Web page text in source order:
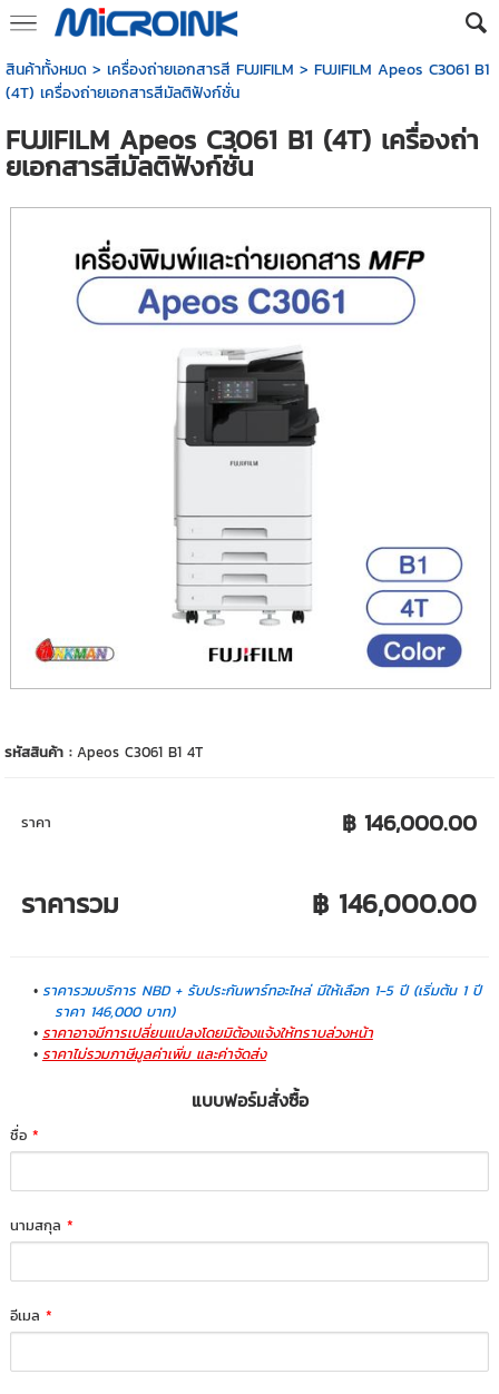
สินค้าทั้งหมด> เครื่องถ่ายเอกสารสี FUJIFILM > FUJIFILM Apeos C3061 B1
(4T) เครื่องถ่ายเอกสารสีมัลติฟังก์ชั่น
FUJIFILM Apeos C3061 B1 (4T) เครื่องถ่า
ยเอกสารสีมัลติฟังก์ชั่น
รหัสสินค้า :Apeos C3061 B1 4T
ราคา ฿ 146,000.00
ราคารวม ฿ 146,000.00
ราคารวมบริการ NBD + รับประกันพาร์ทอะไหล่ มีให้เลือก 1-5 ปี (เริ่มต้น 1 ปี
ราคา 146,000 บาท)
ราคาอาจมีการเปลี่ยนแปลงโดยมิต้องแจ้งให้ทราบล่วงหน้า
ราคาไม่รวมภาษีมูลค่าเพิ่ม และค่าจัดส่ง
แบบฟอร์มสั่งซื้อ
ชื่อ*
นามสกุล*
อีเมล*